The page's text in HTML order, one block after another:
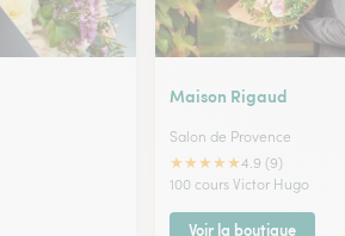
Maison Rigaud
Salon de Provence
★★★★★4.9 (9)
100 cours Victor Hugo
Voir la boutique